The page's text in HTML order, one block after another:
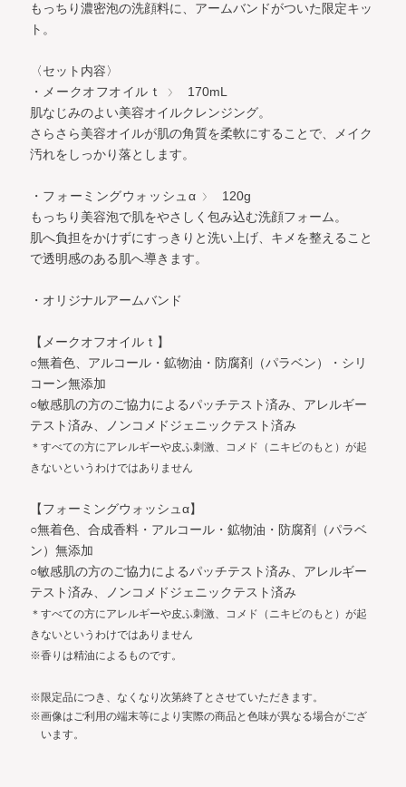
もっちり濃密泡の洗顔料に、アームバンドがついた限定キッ
ト。
〈セット内容〉
・メークオフオイルｔ
170mL
肌なじみのよい美容オイルクレンジング。
さらさら美容オイルが肌の角質を柔軟にすることで、メイク
汚れをしっかり落とします。
・フォーミングウォッシュα
120g
もっちり美容泡で肌をやさしく包み込む洗顔フォーム。
肌へ負担をかけずにすっきりと洗い上げ、キメを整えること
で透明感のある肌へ導きます。
・オリジナルアームバンド
【メークオフオイルｔ】
○無着色、アルコール・鉱物油・防腐剤（パラベン）・シリ
コーン無添加
○敏感肌の方のご協力によるパッチテスト済み、アレルギー
テスト済み、ノンコメドジェニックテスト済み
＊すべての方にアレルギーや皮ふ刺激、コメド（ニキビのもと）が起
きないというわけではありません
【フォーミングウォッシュα】
○無着色、合成香料・アルコール・鉱物油・防腐剤（パラベ
ン）無添加
○敏感肌の方のご協力によるパッチテスト済み、アレルギー
テスト済み、ノンコメドジェニックテスト済み
＊すべての方にアレルギーや皮ふ刺激、コメド（ニキビのもと）が起
きないというわけではありません
※香りは精油によるものです。
※限定品につき、なくなり次第終了とさせていただきます。
※画像はご利用の端末等により実際の商品と色味が異なる場合がござ
います。